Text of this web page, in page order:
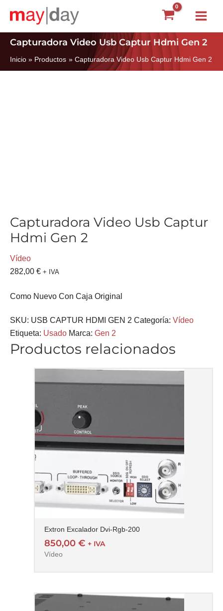
contenido
Main
Menu
Capturadora Video Usb Captur Hdmi Gen 2
Inicio Productos Capturadora Video Usb Captur Hdmi Gen 2
Capturadora Video Usb Captur
Hdmi Gen 2
Vídeo
282,00 € + IVA
Como Nuevo Con Caja Original
SKU: USB CAPTUR HDMI GEN 2 Categoría: Vídeo
Etiqueta: Usado Marca: Gen 2
Productos relacionados
Extron Excalador Dvi-Rgb-200
850,00€ + IVA
Vídeo